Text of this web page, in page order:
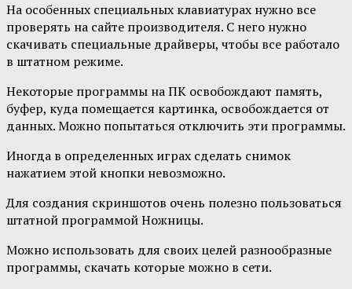
На особенных специальных клавиатурах нужно все
проверять на сайте производителя. С него нужно
скачивать специальные драйверы, чтобы все работало
в штатном режиме.
Некоторые программы на ПК освобождают память,
буфер, куда помещается картинка, освобождается от
данных. Можно попытаться отключить эти программы.
Иногда в определенных играх сделать снимок
нажатием этой кнопки невозможно.
Для создания скриншотов очень полезно пользоваться
штатной программой Ножницы.
Можно использовать для своих целей разнообразные
программы, скачать которые можно в сети.